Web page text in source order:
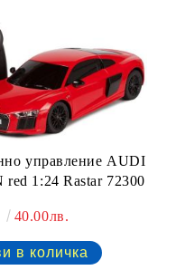
управление AUDI
1:24 Rastar 72300
40.00лв.